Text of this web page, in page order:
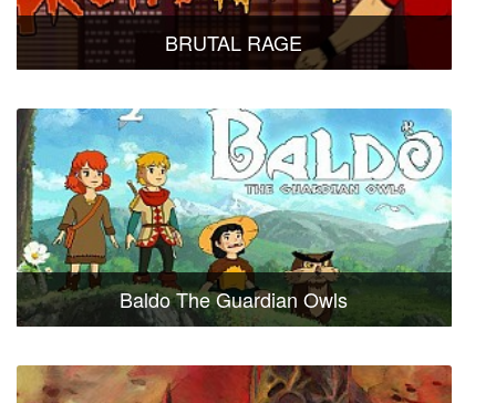
BRUTAL RAGE
Baldo The Guardian Owls